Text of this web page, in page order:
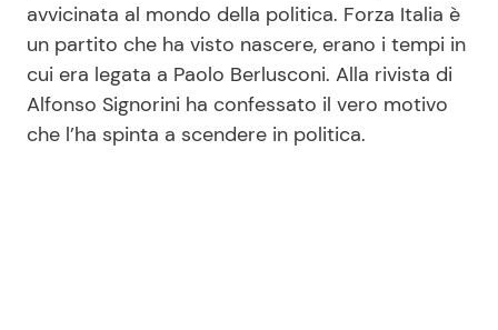
Festività Ricette per Bambini
Seguici
avvicinata al mondo della politica. Forza Italia è
un partito che ha visto nascere, erano i tempi in
cui era legata a Paolo Berlusconi. Alla rivista di
Alfonso Signorini ha confessato il vero motivo
che l’ha spinta a scendere in politica.